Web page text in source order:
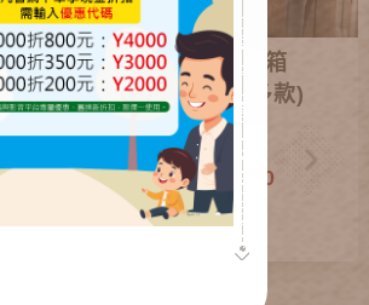
寵物烏龜飼養箱
(正方形組合多款)
NT. 280~1,280